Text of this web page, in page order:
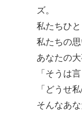
ズ。
私たちひ
私たちの
あなたの
「そうは
「どうせ
そんなあ